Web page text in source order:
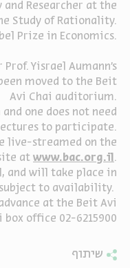
Researcher at the
Study of Rationality.
Prize in Economics.
Yisrael Aumann’s
moved to the Beit
Avi Chai auditorium.
one does not need
to participate.
live-streamed on the
at www.bac.org.il .
and will take place in
to availability.
at the Beit Avi
box office 02-6215900
שיתוף